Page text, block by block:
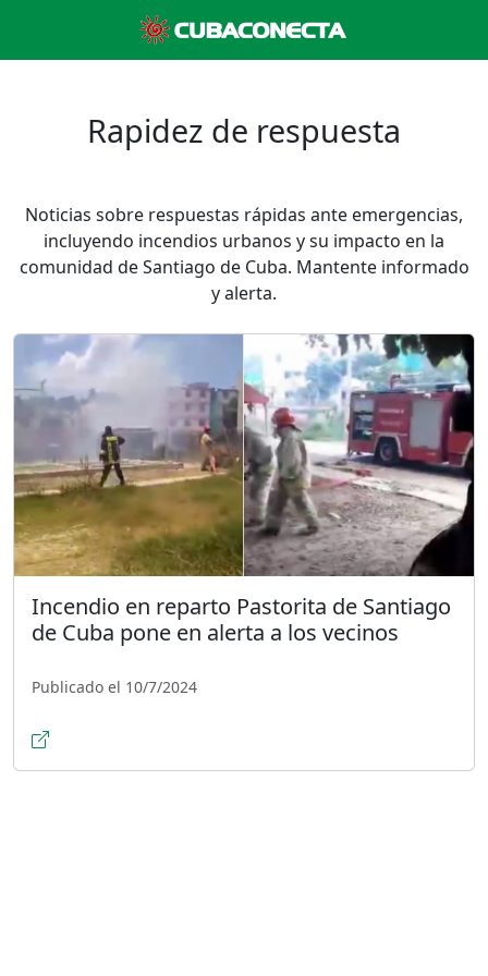
Rapidez de respuesta
Noticias sobre respuestas rápidas ante emergencias,
incluyendo incendios urbanos y su impacto en la
comunidad de Santiago de Cuba. Mantente informado
y alerta.
Incendio en reparto Pastorita de Santiago
de Cuba pone en alerta a los vecinos
Publicado el 10/7/2024